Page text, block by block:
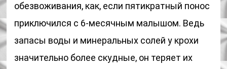
обезвоживания, как, если пятикратный понос
приключился с 6-месячным малышом. Ведь
запасы воды и минеральных солей у крохи
значительно более скудные, он теряет их